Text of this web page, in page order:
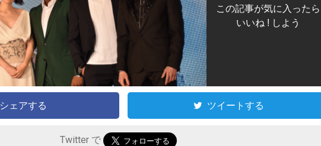
この記事が気に入ったら
いいね ! しよう
シェアする ツイートする
Twitter で